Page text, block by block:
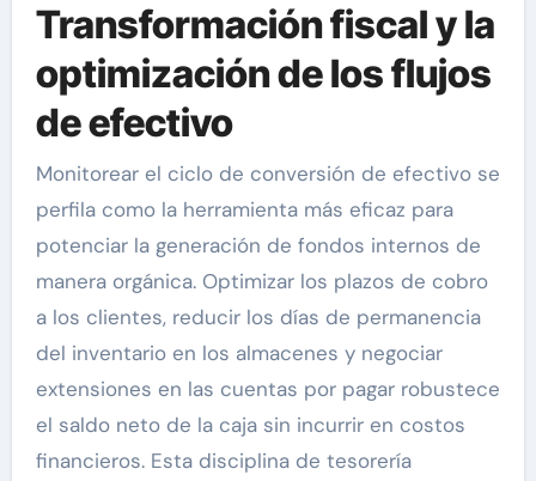
Transformación fiscal y la
optimización de los flujos
de efectivo
Monitorear el ciclo de conversión de efectivo se
perfila como la herramienta más eficaz para
potenciar la generación de fondos internos de
manera orgánica. Optimizar los plazos de cobro
a los clientes, reducir los días de permanencia
del inventario en los almacenes y negociar
extensiones en las cuentas por pagar robustece
el saldo neto de la caja sin incurrir en costos
financieros. Esta disciplina de tesorería